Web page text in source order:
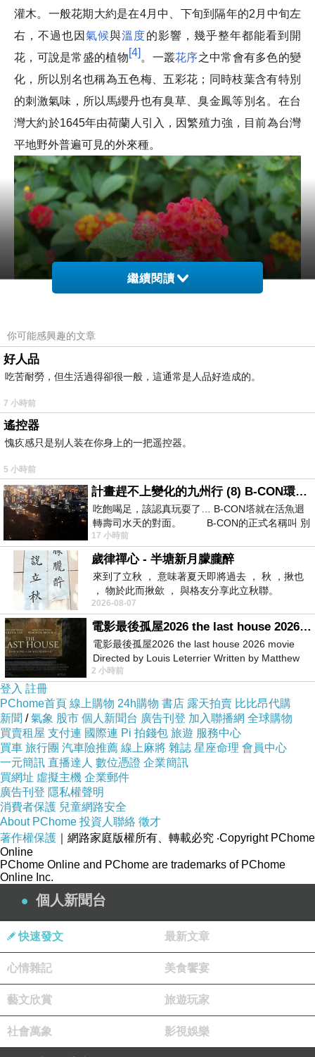
灌木。一般花期大約是在4月中、下旬到隔年的2月中旬左
右，不過也因氣候與溫度的影響，幾乎整年都能看到開
花，可說是常盛的植物[4]。一叢花序之中常會有多色的變
化，所以別名也稱為五色梅 五彩花 ；同時枝葉含有特別
的刺激氣味，所以馬纓丹也有臭草 、臭金鳳等別名。 在台
灣大約於1645年由荷蘭人引入，因繁殖力強，目前為台灣
平地野外普遍可見的外來種。
繼續閱讀
你可能感興趣的文章
好人品
吃苦耐勞，但生活過得卻很一般，這通常是人品好造成的。
7 小時前
遙控器
愧疚感只是别人装在你身上的一把遥控器。
5 小時前
計畫趕不上變化的九州行 (8) B-CON環球塔
吃飽喝足，該認真玩耍了… B-CON塔就在活魚迴
轉壽司水天的對面。 B-CON的正式名稱叫 別
17 小時前
歲律禪心 - 半塘新月朦朧醉
來到了立秋 ， 意味著夏天即將過去 ， 秋 ，揪也
， 物於此而揪歛 ， 與格友分享此立秋聯。
2026-08-07
電影最後孤屋2026 the last house 2026 movie
電影最後孤屋2026 the last house 2026 movie
Directed by Louis Leterrier Written by Matthew
Robinson Starring Greta Lee Wa
2 小時前
登入 註冊
PChome首頁 線上購物 24h購物 書店 露天拍賣 比比昂代購
新聞 /氣象 股市 個人新聞台 廣告刊登 加入聯播網 全球購物
買賣租屋 支付連 國際連 Pi 拍錢包 旅遊 服務中心
買車 旅行團 汽車險推薦 線上麻將 雜誌 星座命理 會員中心
一元簡訊 直播達人 數位憑證 企業簡訊
買網址 虛擬主機 企業郵件
廣告刊登 隱私權聲明
消費者保護 兒童網路安全
About PChome 投資人聯絡 徵才
著作權保護 ｜網路家庭版權所有、轉載必究 ‧Copyright PChome
Online
PChome Online and PChome are trademarks of PChome
Online Inc.
個人新聞台
快速發文 最新文章
心情雜記 美食饗宴
藝文欣賞 旅遊玩家
社會萬象 影視娛樂